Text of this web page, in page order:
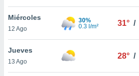
cookies
aceptar
Miércoles
12 Ago
30%
0.3 l/m²
31° /
Jueves
13 Ago
28° /